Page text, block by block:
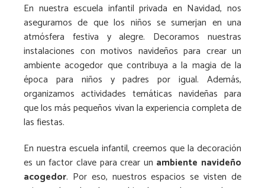
En nuestra escuela infantil privada en Navidad, nos
aseguramos de que los niños se sumerjan en una
atmósfera festiva y alegre. Decoramos nuestras
instalaciones con motivos navideños para crear un
ambiente acogedor que contribuya a la magia de la
época para niños y padres por igual. Además,
organizamos actividades temáticas navideñas para
que los más pequeños vivan la experiencia completa de
las fiestas.
En nuestra escuela infantil, creemos que la decoración
es un factor clave para crear un ambiente navideño
acogedor. Por eso, nuestros espacios se visten de